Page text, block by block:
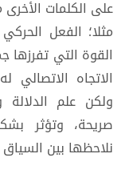
على الكلمات
مثلا؛ الفعل
القوة التي
الاتجاه الاتصالي
ولكن علم
صريحة، وتؤثر
نلاحظها بين السياق